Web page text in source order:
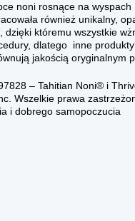
noni rosnące na
również unikalny,
dzięki któremu wszystkie
dlatego inne
jakością oryginalnym
– Tahitian Noni® i
Wszelkie prawa
i dobrego samopoczucia